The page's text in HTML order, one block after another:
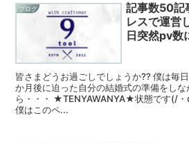
ブログ
記事数50記
レスで運営
日突然pv数
皆さまどうお過ごしでしょうか⁇ 僕は毎
か月後に迫った自分の結婚式の準備をし
ら・・・ ★TENYAWANYA★状態です(/・
僕はこのペ...